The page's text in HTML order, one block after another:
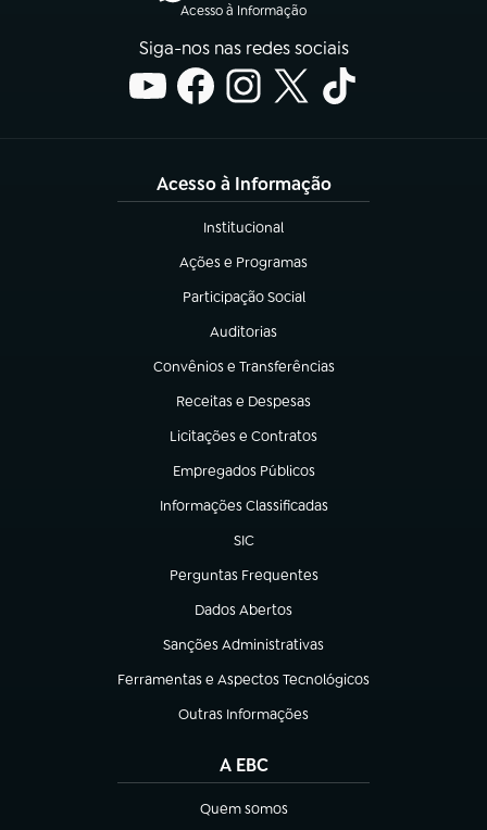
Acesso à Informação
Siga-nos nas redes sociais
Acesso à Informação
Institucional
(abre em nova aba)
Ações e Programas
(abre em nova aba)
Participação Social
(abre em nova aba)
Auditorias
(abre em nova aba)
Convênios e Transferências
(abre em nova aba)
Receitas e Despesas
(abre em nova aba)
Licitações e Contratos
(abre em nova aba)
Empregados Públicos
(abre em nova aba)
Informações Classificadas
(abre em nova aba)
SIC
(abre em nova aba)
Perguntas Frequentes
(abre em nova aba)
Dados Abertos
(abre em nova aba)
Sanções Administrativas
(abre em nova aba)
Ferramentas e Aspectos Tecnológicos
(abre em nova aba)
Outras Informações
(abre em nova aba)
A EBC
Quem somos
(abre em nova aba)